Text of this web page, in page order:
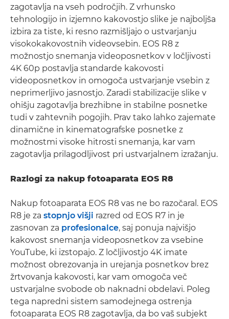
zagotavlja na vseh področjih. Z vrhunsko
tehnologijo in izjemno kakovostjo slike je najboljša
izbira za tiste, ki resno razmišljajo o ustvarjanju
visokokakovostnih videovsebin. EOS R8 z
možnostjo snemanja videoposnetkov v ločljivosti
4K 60p postavlja standarde kakovosti
videoposnetkov in omogoča ustvarjanje vsebin z
neprimerljivo jasnostjo. Zaradi stabilizacije slike v
ohišju zagotavlja brezhibne in stabilne posnetke
tudi v zahtevnih pogojih. Prav tako lahko zajemate
dinamične in kinematografske posnetke z
možnostmi visoke hitrosti snemanja, kar vam
zagotavlja prilagodljivost pri ustvarjalnem izražanju.
Razlogi za nakup fotoaparata EOS R8
Nakup fotoaparata EOS R8 vas ne bo razočaral. EOS
R8 je za stopnjo višji razred od EOS R7 in je
zasnovan za profesionalce, saj ponuja najvišjo
kakovost snemanja videoposnetkov za vsebine
YouTube, ki izstopajo. Z ločljivostjo 4K imate
možnost obrezovanja in urejanja posnetkov brez
žrtvovanja kakovosti, kar vam omogoča več
ustvarjalne svobode ob naknadni obdelavi. Poleg
tega napredni sistem samodejnega ostrenja
fotoaparata EOS R8 zagotavlja, da bo vaš subjekt